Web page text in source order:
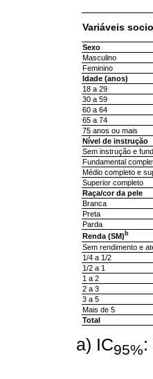
Variáveis
Sexo
Masculino
Feminino
Idade (anos)
18 a 29
30 a 59
60 a 64
65 a 74
75 anos ou mais
Nível de instrução
Sem instrução e
Fundamental
Médio completo e
Superior completo
Raça/cor da pele
Branca
Preta
Parda
Renda (SM) b
Sem rendimento e
1/4 a 1/2
1/2 a 1
1 a 2
2 a 3
3 a 5
Mais de 5
Total
a) IC95%: